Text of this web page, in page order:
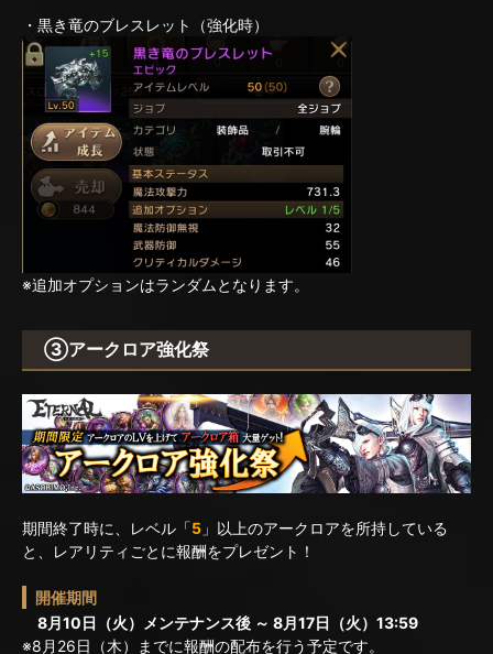
・黒き竜のブレスレット（強化時）
※追加オプションはランダムとなります。
③アークロア強化祭
期間終了時に、レベル「5 」以上のアークロアを所持している
と、レアリティごとに報酬をプレゼント！
開催期間
8月10日（火）メンテナンス後 ～ 8月17日（火）13:59
※8月26日（木）までに報酬の配布を行う予定です。